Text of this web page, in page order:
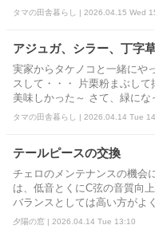
タマの田舎暮らし | 2026.04.15 Wed
アジュガ、シラー、丁字
実家からタケノコと一緒にや
スして・・・ 片栗粉まぶして
美味しかった～ さて、緑にな
タマの田舎暮らし | 2026.04.14 Tue
テールピースの交換
チェロのメンテナンスの機会
は、低音とくにC弦の音質向
バランスとしては高い方がよ
夕陽の窓 | 2026.04.14 Tue 13:10